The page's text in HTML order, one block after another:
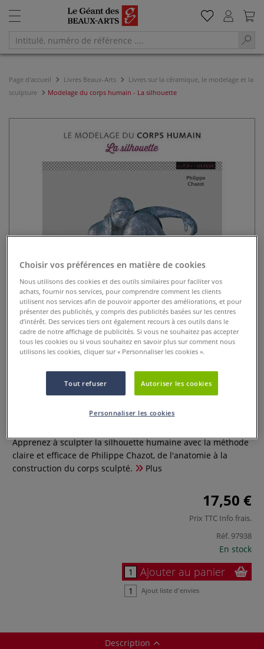
Page d'accueil Livres Beaux-Arts
Livres sur la céramique, le modelage et la
sculpture
Modelage du corps humain - La silhouette
Modelage du corps humain - La
silhouette
0 Commentaires
Apprenez à sculpter la silhouette humaine avec la méthode
claire et efficace de Philippe Chazot, de l'anatomie à la
construction du corps sculpté.
Plus
17,50 €
Prix TTC Info frais.
Réf. 97938
En stock
Ajouter au panier
Ajout liste d'envies
Description
Choisir vos préférences en matière de cookies
Nous utilisons des cookies et des outils similaires pour faciliter vos
achats, fournir nos services, pour comprendre comment les clients
utilisent nos services afin de pouvoir apporter des améliorations, et pour
présenter des publicités, y compris des publicités basées sur les centres
d’intérêt. Des services tiers ont également recours à ces outils dans le
cadre de notre affichage de publicités. Si vous ne souhaitez pas accepter
tous les cookies ou si vous souhaitez en savoir plus sur comment nous
utilisons les cookies, cliquer sur « Personnaliser les cookies ».
Tout refuser Autoriser les cookies
Personnaliser les cookies